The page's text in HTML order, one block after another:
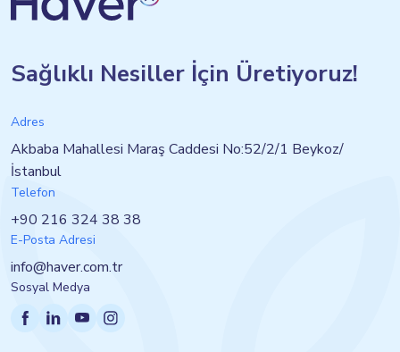
Sağlıklı Nesiller İçin Üretiyoruz!
Adres
Akbaba Mahallesi Maraş Caddesi No:52/2/1 Beykoz/
İstanbul
Telefon
+90 216 324 38 38
E-Posta Adresi
info@haver.com.tr
Sosyal Medya